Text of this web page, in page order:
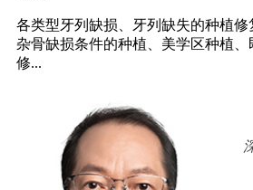
各类型牙列缺损、牙列缺失的种植修
杂骨缺损条件的种植、美学区种植、
修...